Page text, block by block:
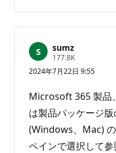
ト
あ
り
せ
ト
sumz
177.8K評
価
の
イ
ン
ト
2024年7月22日 9:55
Microsoft 365 製品
は製品パッケージ
(Windows、Mac)
ペインで選択して参